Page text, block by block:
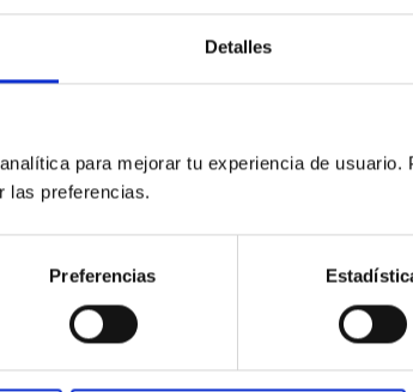
Detalles
para mejorar tu experiencia de usuario.
las preferencias.
Preferencias